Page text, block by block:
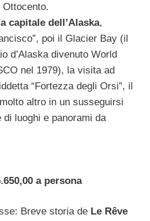
capitale dell’Alaska,
poi il Glacier Bay (il
d’Alaska divenuto World
nel 1979), la visita ad
“Fortezza degli Orsi”, il
altro in un susseguirsi
luoghi e panorami da
a persona
Breve storia de Le Rêve